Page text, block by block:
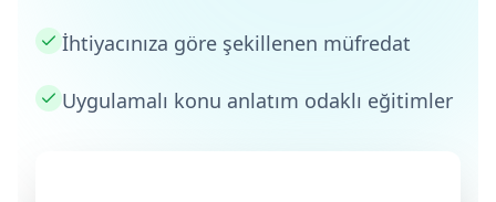
İhtiyacınıza göre şekillenen müfredat
Uygulamalı konu anlatım odaklı eğitimler